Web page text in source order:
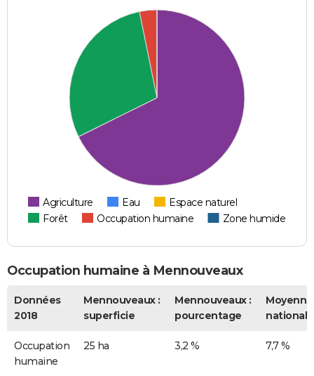
Agriculture Eau
Espace naturel
Forêt
Occupation humaine Zone humide
Occupation humaine à Mennouveaux
Données
2018
Mennouveaux :
superficie
Mennouveaux :
pourcentage
Moyenne
nationale
Occupation
humaine
25 ha 3,2 % 7,7 %